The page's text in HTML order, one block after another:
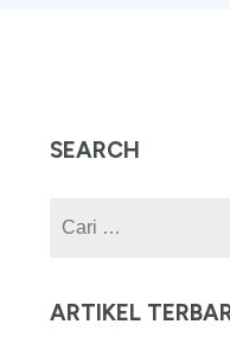
SEARCH
ARTIKEL